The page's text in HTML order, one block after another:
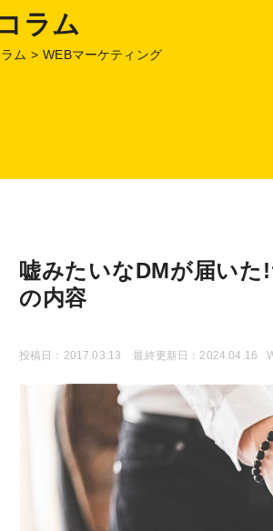
ラム
ム WEBマーケティング
嘘みたいなDMが届い
の内容
投稿日：2017.03.13 最終更新日：2024.04.16